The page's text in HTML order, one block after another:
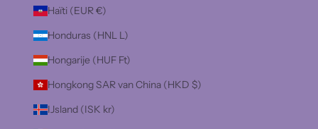
Haïti (EUR €)
Honduras (HNL L)
Hongarije (HUF Ft)
Hongkong SAR van China (HKD $)
IJsland (ISK kr)